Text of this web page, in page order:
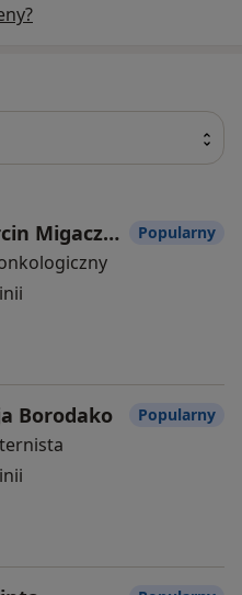
dr n. med. Marcin Migaczewski Popularny
Borodako Popularny